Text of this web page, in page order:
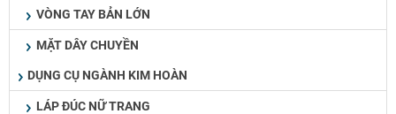
VÒNG TAY BẢN LỚN
MẶT DÂY CHUYỀN
DỤNG CỤ NGÀNH KIM HOÀN
LÁP ĐÚC NỮ TRANG